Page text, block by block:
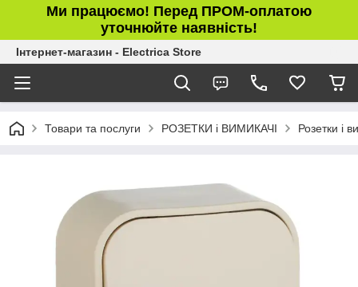
Ми працюємо! Перед ПРОМ-оплатою
уточнюйте наявність!
Інтернет-магазин - Electrica Store
Товари та послуги РОЗЕТКИ і ВИМИКАЧІ Розетки і